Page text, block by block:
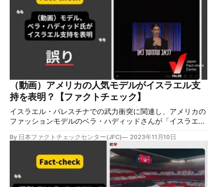
書かれた左側には、黒いTシャツにあごひげの男性が自撮り
しながら破壊され、煙を上げる街並みをリポートする様子が
映っている。「Yesterday(昨日)」と書かれた右側には、左
側の男性と髪型や髭が似ている男性がベッドで治療を受けて
いる姿が映っている。 投稿したのは、イスラエルのネタニ
ヤフ首相の元ソーシャルメディアアドバイザーで、インフル
エンサーとして知られるHananya Naftali氏。左右の男性は同
一人物であり、1日で回復するはずがないから被害は茶番だ
と示すような内容だ。2023年11月9日時点で1万いいね、4万
（動画）アメリカの人気モデルがイスラエル支
持を表明？【ファクトチェック】
イスラエル・パレスチナでの武力衝突に関連し、アメリカの
ファッションモデルのベラ・ハディッドさんが「イスラエル
です。この動画は2016年のスピーチ映像を改変したもので
カのファッションモデルであるベラ・ハディッドさんが「イ
スラエルを支持します」と語る動画が拡散した。このポスト
は9000回以上リポストされ、表示回数は3034万件を超え
By 日本ファクトチェックセンター(JFC) 2023年11月10日